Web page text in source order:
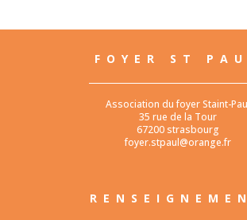
FOYER ST
Association du foyer Staint-
35 rue de la Tour
67200 strasbourg
foyer.stpaul@orange.fr